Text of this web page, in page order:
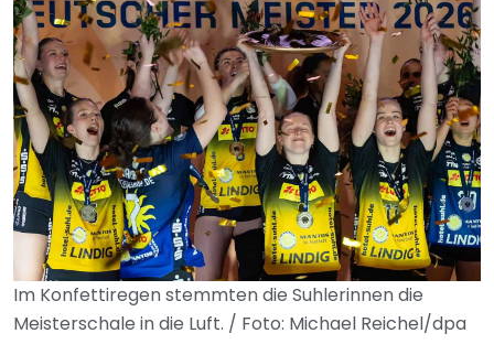
Im Konfettiregen stemmten die Suhlerinnen die
Meisterschale in die Luft. / Foto: Michael Reichel/dpa